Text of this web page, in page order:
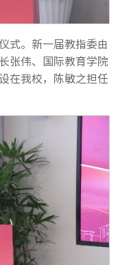
式。新一届教指委由
张伟、国际教育学院
在我校，陈敏之担任